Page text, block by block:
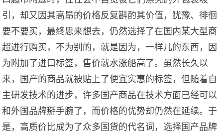
引，却又因其高昂的价格反复斟酌其价值，犹豫、徘徊
要不要买，最终思来想去，仍然选择了在国内某大型商
超进行购买，不为别的，就是因为，一样儿的东西，因
为附加了进口标签，售价就水涨船高了。虽然长久以
来，国产的商品就被贴上了便宜实惠的标签，但随着自
主研发技术的进步，许多国产商品在技术方面已经可以
和外国品牌掰手腕了，而价格的优势却仍然在延续。于
是，高质价比成为了众多国货的代名词，选择国产品牌